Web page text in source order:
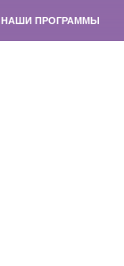
НАШИ ПРОГРАММЫ